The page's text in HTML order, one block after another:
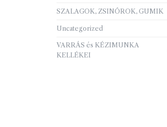
SZALAGOK, ZSINÓROK, GUMIK
Uncategorized
VARRÁS és KÉZIMUNKA
KELLÉKEI